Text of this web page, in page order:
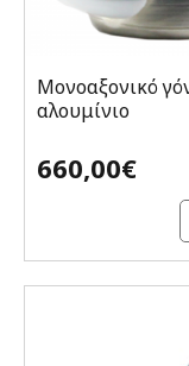
Μονοαξονικό
αλουμίνιο
660,00€